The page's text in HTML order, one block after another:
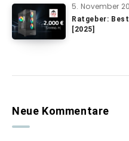
5. November
Ratgeber:
[2025]
Neue Kommentare